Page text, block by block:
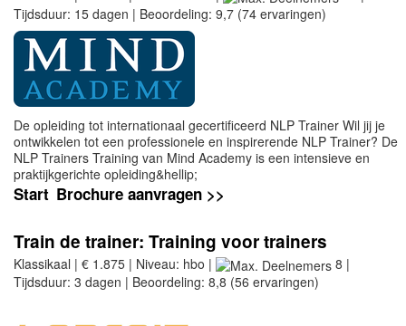
Tijdsduur: 15 dagen | Beoordeling: 9,7 (74 ervaringen)
De opleiding tot internationaal gecertificeerd NLP Trainer Wil jij je
ontwikkelen tot een professionele en inspirerende NLP Trainer? De
NLP Trainers Training van Mind Academy is een intensieve en
praktijkgerichte opleiding&hellip;
Start Brochure aanvragen >>
Train de trainer: Training voor trainers
Klassikaal | € 1.875 | Niveau: hbo |
8 |
Tijdsduur: 3 dagen | Beoordeling: 8,8 (56 ervaringen)